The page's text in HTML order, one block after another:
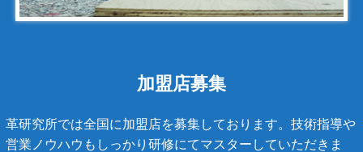
キャビアスキン
スコッチグレイン
加盟店募集
革研究所では全国に加盟店を募集しております。技術指導や
営業ノウハウもしっかり研修にてマスターしていただきま